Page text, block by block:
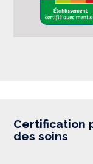
Certification
des soins